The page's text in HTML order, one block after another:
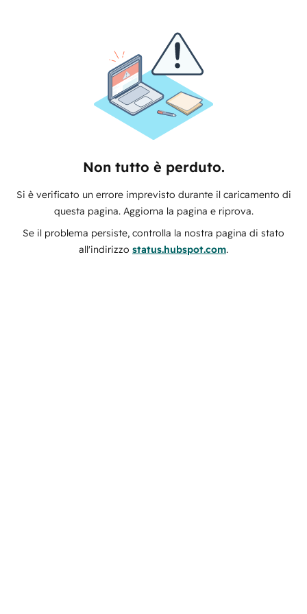
Non tutto è perduto.
Si è verificato un errore imprevisto durante il caricamento di
questa pagina. Aggiorna la pagina e riprova.
Se il problema persiste, controlla la nostra pagina di stato
all'indirizzo status.hubspot.com.